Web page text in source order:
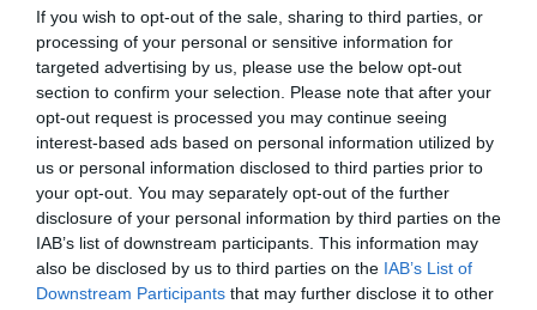
If you wish to opt-out of the sale, sharing to third parties, or
processing of your personal or sensitive information for
targeted advertising by us, please use the below opt-out
section to confirm your selection. Please note that after your
opt-out request is processed you may continue seeing
interest-based ads based on personal information utilized by
us or personal information disclosed to third parties prior to
your opt-out. You may separately opt-out of the further
disclosure of your personal information by third parties on the
IAB’s list of downstream participants. This information may
also be disclosed by us to third parties on the IAB’s List of
Downstream Participants that may further disclose it to other
tiszteletben tartják az uniós szerződést és a másodlagos
jogforrásokat, különösképpen azokat, amelyek a belső
energiapiacot szabályozzák. Vállalták a tagállamok azt is, hogy az
együttműködés és a teljes átláthatóság szellemében fognak eljárni.
Ezek a tagállami kötelezettségvállalások "továbbra is
életbevágóak" - fogalmazott Barroso.
Ezután a bizottsági elnök áttért arra, hogy az általa vezetett
testület megvizsgálta azt a megállapodástervezetet, amelyet a
magyar kormány juttatott el hozzá az Euratom Szerződés 103.
cikkében foglaltaknak megfelelően. A brüsszeli bizottság tett
néhány érdemi észrevételt a magyar kormánynak, de nem emelt
elvi kifogást a megállapodással szemben a 103. cikk
szempontjából - közölte Barroso.